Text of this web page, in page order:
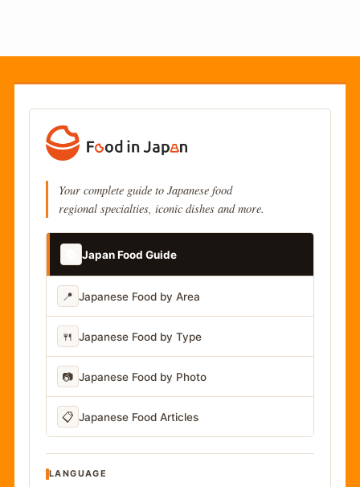
Your complete guide to Japanese food
regional specialties, iconic dishes and more.
Japan Food Guide
📍 Japanese Food by Area
🍴 Japanese Food by Type
📷 Japanese Food by Photo
📋 Japanese Food Articles
LANGUAGE